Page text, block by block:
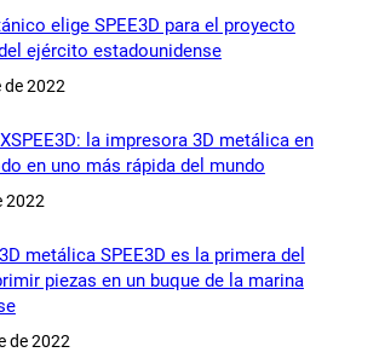
elige SPEE3D para el proyecto
ejército estadounidense
de 2022
la impresora 3D metálica en
en uno más rápida del mundo
2022
metálica SPEE3D es la primera del
piezas en un buque de la marina
de 2022